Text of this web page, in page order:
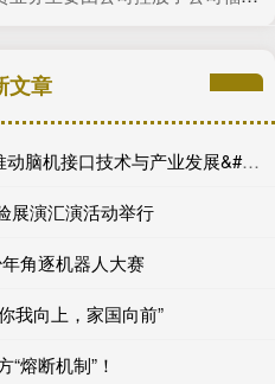
文章
银河证券 安徽出台方案加快推动脑机接口技术与产业发展&#32;为抢占脑机接口产业新赛道引育人才
展演汇演活动举行
角逐机器人大赛
我向上，家国向前”
熔断机制”！